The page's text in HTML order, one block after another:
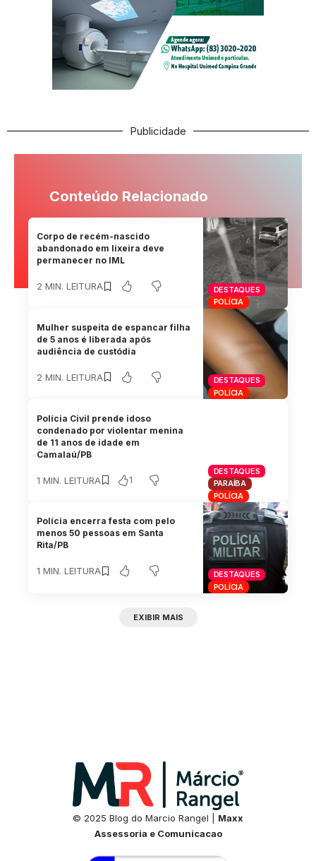
Publicidade
Conteúdo Relacionado
DESTAQUES
POLÍCIA
Corpo de recém-nascido
abandonado em lixeira deve
permanecer no IML
2 MIN. LEITURA
DESTAQUES
POLÍCIA
Mulher suspeita de espancar filha
de 5 anos é liberada após
audiência de custódia
2 MIN. LEITURA
DESTAQUES
PARAÍBA
POLÍCIA
Polícia Civil prende idoso
condenado por violentar menina
de 11 anos de idade em
Camalaú/PB
1 MIN. LEITURA 1
DESTAQUES
POLÍCIA
Polícia encerra festa com pelo
menos 50 pessoas em Santa
Rita/PB
1 MIN. LEITURA
EXIBIR MAIS
© 2025 Blog do Marcio Rangel | Maxx
Assessoria e Comunicacao